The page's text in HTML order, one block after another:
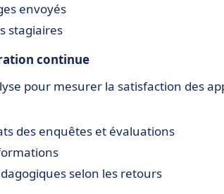
envoyés
stagiaires
continue
pour mesurer la satisfaction des
des enquêtes et évaluations
selon les retours